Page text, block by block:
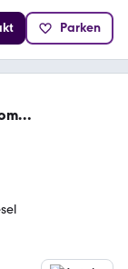
Parken